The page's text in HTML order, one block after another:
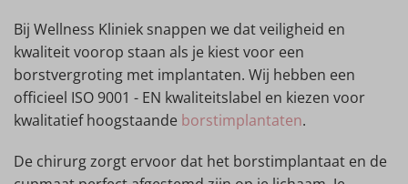
Bij Wellness Kliniek snappen we dat veiligheid en
kwaliteit voorop staan als je kiest voor een
borstvergroting met implantaten. Wij hebben een
officieel ISO 9001 - EN kwaliteitslabel en kiezen voor
kwalitatief hoogstaande borstimplantaten.
De chirurg zorgt ervoor dat het borstimplantaat en de